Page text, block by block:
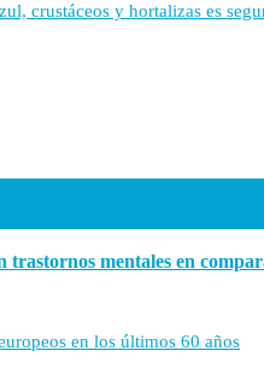
crustáceos y hortalizas es
mentales en